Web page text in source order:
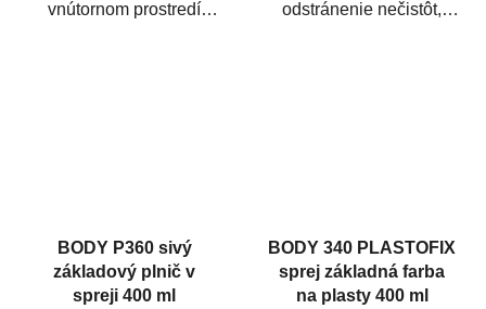
vnútornom prostredí
odstránenie nečistôt,
BODY P360 sivý
základový plnič v
spreji 400 ml
BODY 340 PLASTOFIX
sprej základná farba
na plasty 400 ml